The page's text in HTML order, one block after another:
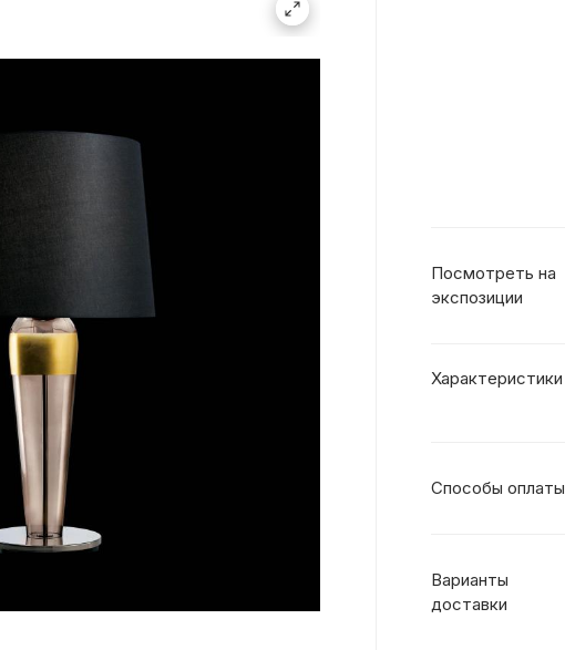
Посмотреть на
экспозиции
Характеристики
Способы оплаты
Варианты
доставки